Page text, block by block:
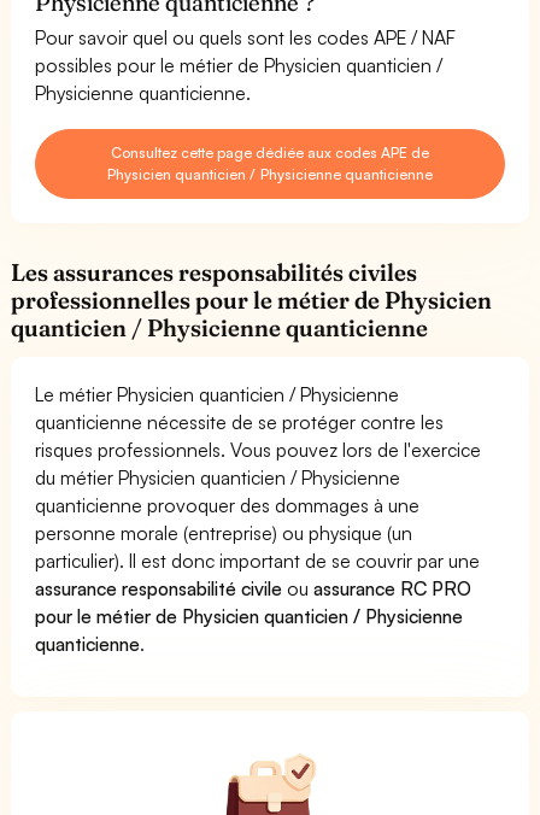
Pour savoir quel ou quels sont les codes APE / NAF
possibles pour le métier de Physicien quanticien /
Physicienne quanticienne.
Consultez cette page dédiée aux codes APE de
Physicien quanticien / Physicienne quanticienne
Les assurances responsabilités civiles
professionnelles pour le métier de Physicien
quanticien / Physicienne quanticienne
Le métier Physicien quanticien / Physicienne
quanticienne nécessite de se protéger contre les
risques professionnels. Vous pouvez lors de l'exercice
du métier Physicien quanticien / Physicienne
quanticienne provoquer des dommages à une
personne morale (entreprise) ou physique (un
particulier). Il est donc important de se couvrir par une
assurance responsabilité civile ouassurance RC PRO
pour le métier de Physicien quanticien / Physicienne
quanticienne.